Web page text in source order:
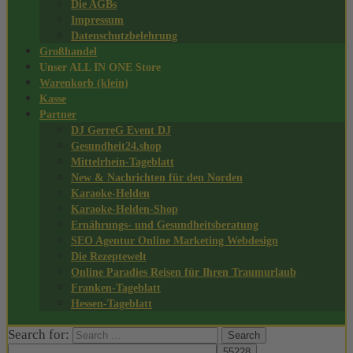
Die AGBs
Impressum
Datenschutzbelehrung
Großhandel
Unser ALL IN ONE Store
Warenkorb (klein)
Kasse
Partner
DJ GerreG Event DJ
Gesundheit24.shop
Mittelrhein-Tageblatt
New & Nachrichten für den Norden
Karaoke-Helden
Karaoke-Helden-Shop
Ernährungs- und Gesundheitsberatung
SEO Agentur Online Marketing Webdesign
Die Rezeptewelt
Online Paradies Reisen für Ihren Traumurlaub
Franken-Tageblatt
Hessen-Tageblatt
Search for: